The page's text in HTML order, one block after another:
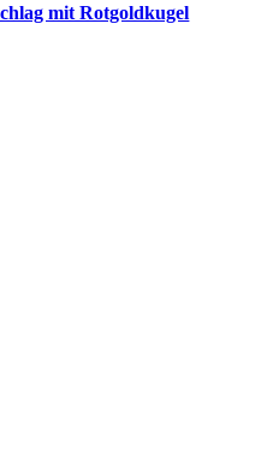
mit Rotgoldkugel